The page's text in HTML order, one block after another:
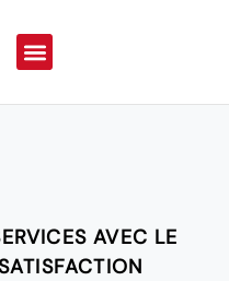
AVEC LE